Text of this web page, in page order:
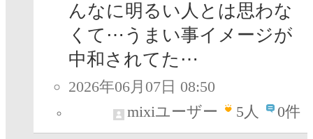
んなに明るい人とは思わな
くて⋯うまい事イメージが
中和されてた⋯
2026年06月07日 08:50
mixiユーザー
5人 0件